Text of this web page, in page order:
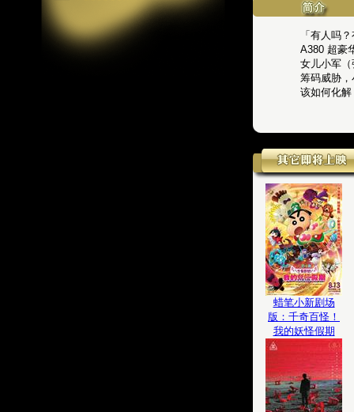
「有人吗
A380 超豪
女儿小军
筹码威胁
该如何化解
蜡笔小新剧场
版：千奇百怪！
我的妖怪假期